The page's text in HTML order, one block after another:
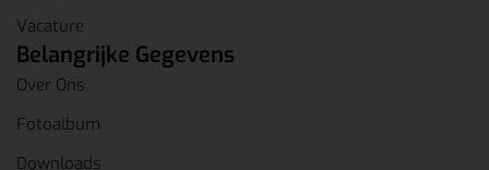
Vacature
Belangrijke Gegevens
Over Ons
Fotoalbum
Downloads